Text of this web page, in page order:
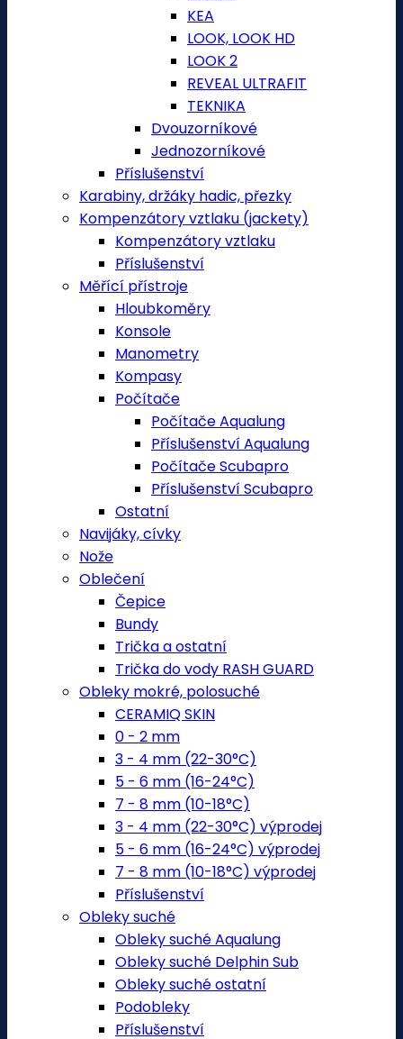
KEA
LOOK, LOOK HD
LOOK 2
REVEAL ULTRAFIT
TEKNIKA
Dvouzorníkové
Jednozorníkové
Příslušenství
Karabiny, držáky hadic, přezky
Kompenzátory vztlaku (jackety)
Kompenzátory vztlaku
Příslušenství
Měřící přístroje
Hloubkoměry
Konsole
Manometry
Kompasy
Počítače
Počítače Aqualung
Příslušenství Aqualung
Počítače Scubapro
Příslušenství Scubapro
Ostatní
Navijáky, cívky
Nože
Oblečení
Čepice
Bundy
Trička a ostatní
Trička do vody RASH GUARD
Obleky mokré, polosuché
CERAMIQ SKIN
0 - 2 mm
3 - 4 mm (22-30°C)
5 - 6 mm (16-24°C)
7 - 8 mm (10-18°C)
3 - 4 mm (22-30°C) výprodej
5 - 6 mm (16-24°C) výprodej
7 - 8 mm (10-18°C) výprodej
Příslušenství
Obleky suché
Obleky suché Aqualung
Obleky suché Delphin Sub
Obleky suché ostatní
Podobleky
Příslušenství